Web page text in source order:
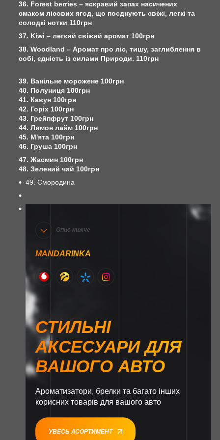
36. Forest berries – яскравий запах насичених
смаком лісових ягод, що поєднують свіжі, легкі та
солодкі нотки 110грн
37. Kiwi – легкий свіжий аромат 100грн
38. Woodland – Аромат про ліс, тишу, заглиблення в
собі, єдність із силами Природи. 110грн
39. Ванільне морожене 100грн
40. Полуниця 100грн
41. Кавун 100грн
42. Горіх 100грн
43. Грейпфрут 100грн
44. Лимон лайм 100грн
45. М'ята 100грн
46. Груша 100грн
47. Жасмин 100грн
48. Зелений чай 100грн
49. Смородина
Опис нижче
MANDARINKA
СТИЛЬНІ
АКСЕСУАРИ ДЛЯ
ВАШОГО АВТО
Ароматизатори, брелки та багато інших
корисних товарів для вашого авто
УВЕСЬ АСОРТИМЕНТ